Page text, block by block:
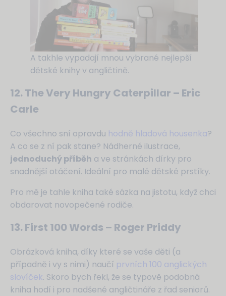
A takhle vypadají mnou vybrané nejlepší
dětské knihy v angličtině.
12. The Very Hungry Caterpillar – Eric
Carle
Co všechno sní opravdu hodně hladová housenka?
A co se z ní pak stane? Nádherné ilustrace,
jednoduchý příběh a ve stránkách dírky pro
snadnější otáčení. Ideální pro malé dětské prstíky.
Pro mě je tahle kniha také sázka na jistotu, když chci
obdarovat novopečené rodiče.
13. First 100 Words – Roger Priddy
Obrázková kniha, díky které se vaše děti (a
případně i vy s nimi) naučí prvních 100 anglických
slovíček. Skoro bych řekl, že se typově podobná
kniha hodí i pro nadšené angličtináře z řad seniorů.